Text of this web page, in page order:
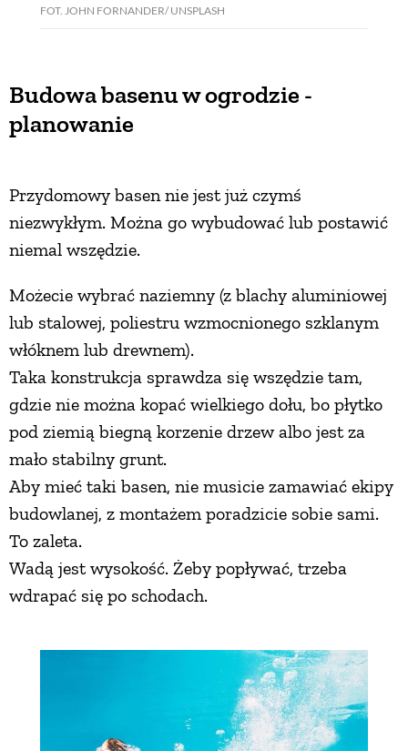
FOT. JOHN FORNANDER/ UNSPLASH
Budowa basenu w ogrodzie -
planowanie
Przydomowy basen nie jest już czymś
niezwykłym. Można go wybudować lub postawić
niemal wszędzie.
Możecie wybrać naziemny (z blachy aluminiowej
lub stalowej, poliestru wzmocnionego szklanym
włóknem lub drewnem).
Taka konstrukcja sprawdza się wszędzie tam,
gdzie nie można kopać wielkiego dołu, bo płytko
pod ziemią biegną korzenie drzew albo jest za
mało stabilny grunt.
Aby mieć taki basen, nie musicie zamawiać ekipy
budowlanej, z montażem poradzicie sobie sami.
To zaleta.
Wadą jest wysokość. Żeby popływać, trzeba
wdrapać się po schodach.